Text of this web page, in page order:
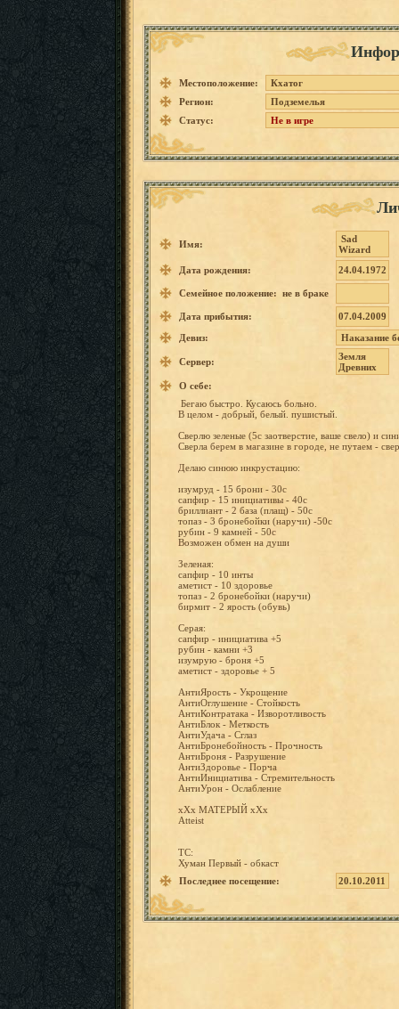
Местоположение:
Кхатог
Регион:
Подземелья
Статус:
Не в игре
Имя:
Sad
Wizard
Дата рождения:
24.04.1972
Семейное положение: не в браке
Дата прибытия:
07.04.2009
Девиз:
Наказание
Сервер:
Земля
Древних
О себе:
Бегаю быстро. Кусаюсь больно.
В целом - добрый, белый. пушистый
Сверлю зеленые (5с заотверстие, ваше свело) и
Сверла берем в магазине в городе, не путаем -
Делаю синюю инкрустацию:
изумруд - 15 брони - 30с
сапфир - 15 инициативы - 40с
бриллиант - 2 база (плащ) - 50с
топаз - 3 бронебойки (наручи) -50с
рубин - 9 камней - 50с
Возможен обмен на души
Зеленая:
сапфир - 10 инты
аметист - 10 здоровье
топаз - 2 бронебойки (наручи)
бирмит - 2 ярость (обувь)
Серая:
сапфир - инициатива +5
рубин - камни +3
изумрую - броня +5
аметист - здоровье + 5
АнтиЯрость - Укрощение
АнтиОглушение - Стойкость
АнтиКонтратака - Изворотливость
АнтиБлок - Меткость
АнтиУдача - Сглаз
АнтиБронебойность - Прочность
АнтиБроня - Разрушение
АнтиЗдоровье - Порча
АнтиИнициатива - Стремительность
АнтиУрон - Ослабление
хХх МАТЕРЫЙ хХх
Atteist
ТС:
Хуман Первый - обкаст
Последнее посещение:
20.10.2011